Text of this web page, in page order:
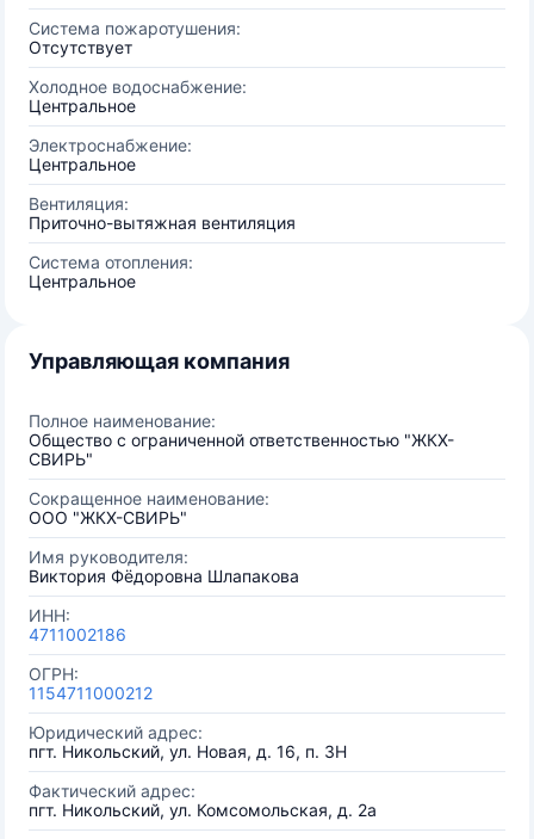
Система пожаротушения:
Отсутствует
Холодное водоснабжение:
Центральное
Электроснабжение:
Центральное
Вентиляция:
Приточно-вытяжная вентиляция
Система отопления:
Центральное
Управляющая компания
Полное наименование:
Общество с ограниченной ответственностью "ЖКХ-
СВИРЬ"
Сокращенное наименование:
ООО "ЖКХ-СВИРЬ"
Имя руководителя:
Виктория Фёдоровна Шлапакова
ИНН:
4711002186
ОГРН:
1154711000212
Юридический адрес:
пгт. Никольский, ул. Новая, д. 16, п. 3Н
Фактический адрес:
пгт. Никольский, ул. Комсомольская, д. 2а